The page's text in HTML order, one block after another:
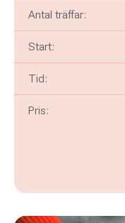
Antal träffar:
Start:
Tid:
Pris: